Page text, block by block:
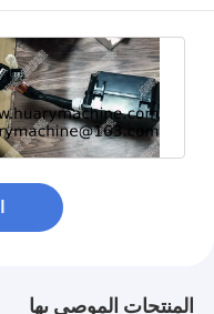
المنتجات الموصى بها